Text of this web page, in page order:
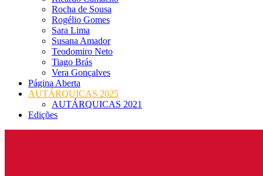
Rocha de Sousa
Rogélio Gomes
Sara Lima
Susana Amador
Teodomiro Neto
Tiago Brás
Vera Gonçalves
Página Aberta
AUTÁRQUICAS 2025
AUTÁRQUICAS 2021
Edições